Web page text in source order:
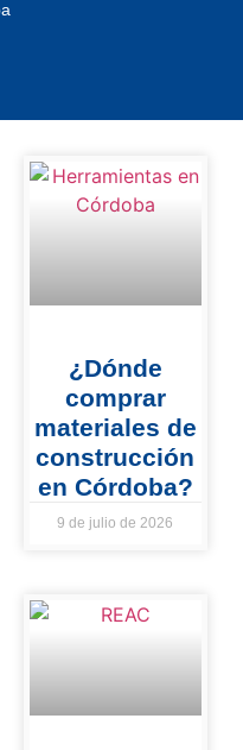
¿Dónde
comprar
materiales de
construcción
en Córdoba?
9 de julio de 2026